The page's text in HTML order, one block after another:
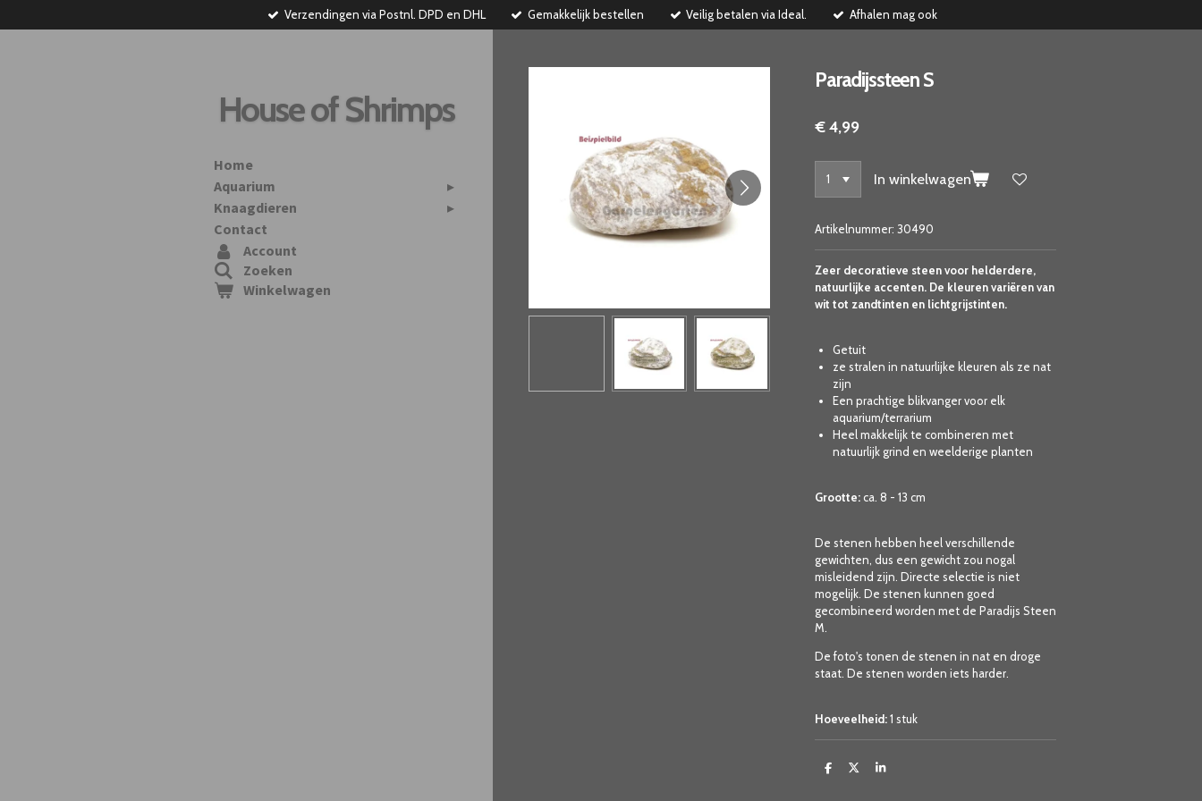
direct
Verzendingen via Postnl. DPD en DHL Gemakkelijk bestellen Veilig betalen via Ideal. Afhalen mag ook
Paradijssteen S
€ 4,99
In winkelwagen
Artikelnummer: 30490
Zeer decoratieve steen voor helderdere,
natuurlijke accenten. De kleuren variëren van
wit tot zandtinten en lichtgrijstinten.
Getuit
ze stralen in natuurlijke kleuren als ze nat
zijn
Een prachtige blikvanger voor elk
aquarium/terrarium
Heel makkelijk te combineren met
natuurlijk grind en weelderige planten
Grootte:ca. 8 - 13 cm
De stenen hebben heel verschillende
gewichten, dus een gewicht zou nogal
misleidend zijn. Directe selectie is niet
mogelijk. De stenen kunnen goed
gecombineerd worden met de Paradijs Steen
M.
De foto's tonen de stenen in nat en droge
staat. De stenen worden iets harder.
Hoeveelheid:1 stuk
D
D
S
House of Shrimps
Home
Aquarium
Knaagdieren
Contact
Account
Zoeken
Winkelwagen